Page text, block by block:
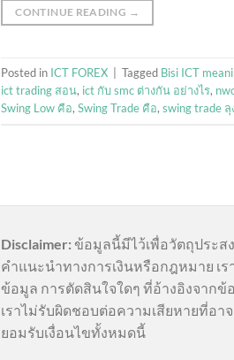
CONTINUE READING →
Posted in ICT FOREX Tagged Bisi ICT
ict trading สอน, ict กับ smc ต่างกัน อย่างไร,
Swing Low คือ, Swing Trade คือ, swing trade
Disclaimer: ข้อมูลนี้มีไว้เพื่อวัตถุประส
คำแนะนำทางการเงินหรือกฎหมาย เ
ข้อมูล การตัดสินใจใดๆ ที่อ้างอิงจาก
เราไม่รับผิดชอบต่อความเสียหายที่อา
ยอมรับเงื่อนไขทั้งหมดนี้